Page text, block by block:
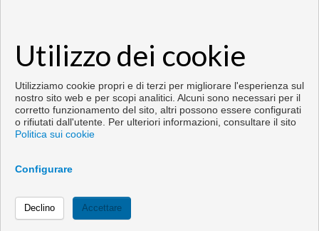
Copyright © 2026. Tutte le diritti riservate.
Sviluppato vicinoInmoenter.Info legali|Protezione dei dati politica
Utilizzo dei cookie
Utilizziamo cookie propri e di terzi per migliorare l'esperienza sul
nostro sito web e per scopi analitici. Alcuni sono necessari per il
corretto funzionamento del sito, altri possono essere configurati
o rifiutati dall'utente. Per ulteriori informazioni, consultare il sito
Politica sui cookie
Configurare